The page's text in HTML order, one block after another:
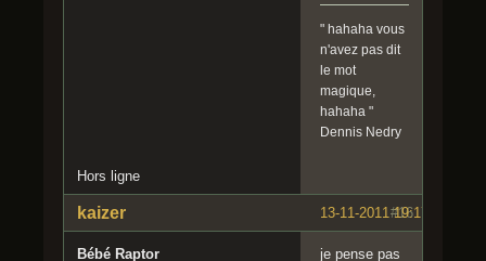
" hahaha vous
n'avez pas dit
le mot
magique,
hahaha "
Dennis Nedry
Hors ligne
#16
13-11-2011 19:17:18
kaizer
Bébé Raptor
je pense pas